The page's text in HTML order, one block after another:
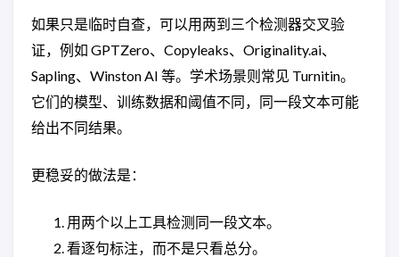
如果只是临时自查，可以用两到三个检测器交叉验
证，例如 GPTZero、Copyleaks、Originality.ai、
Sapling、Winston AI 等。学术场景则常见 Turnitin。
它们的模型、训练数据和阈值不同，同一段文本可能
给出不同结果。
更稳妥的做法是：
用两个以上工具检测同一段文本。
看逐句标注，而不是只看总分。